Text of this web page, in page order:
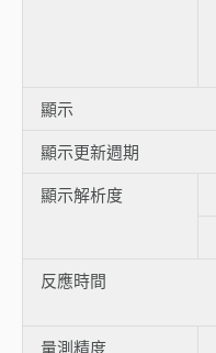
顯示
顯示更新週期
顯示解析度
反應時間
量測精度